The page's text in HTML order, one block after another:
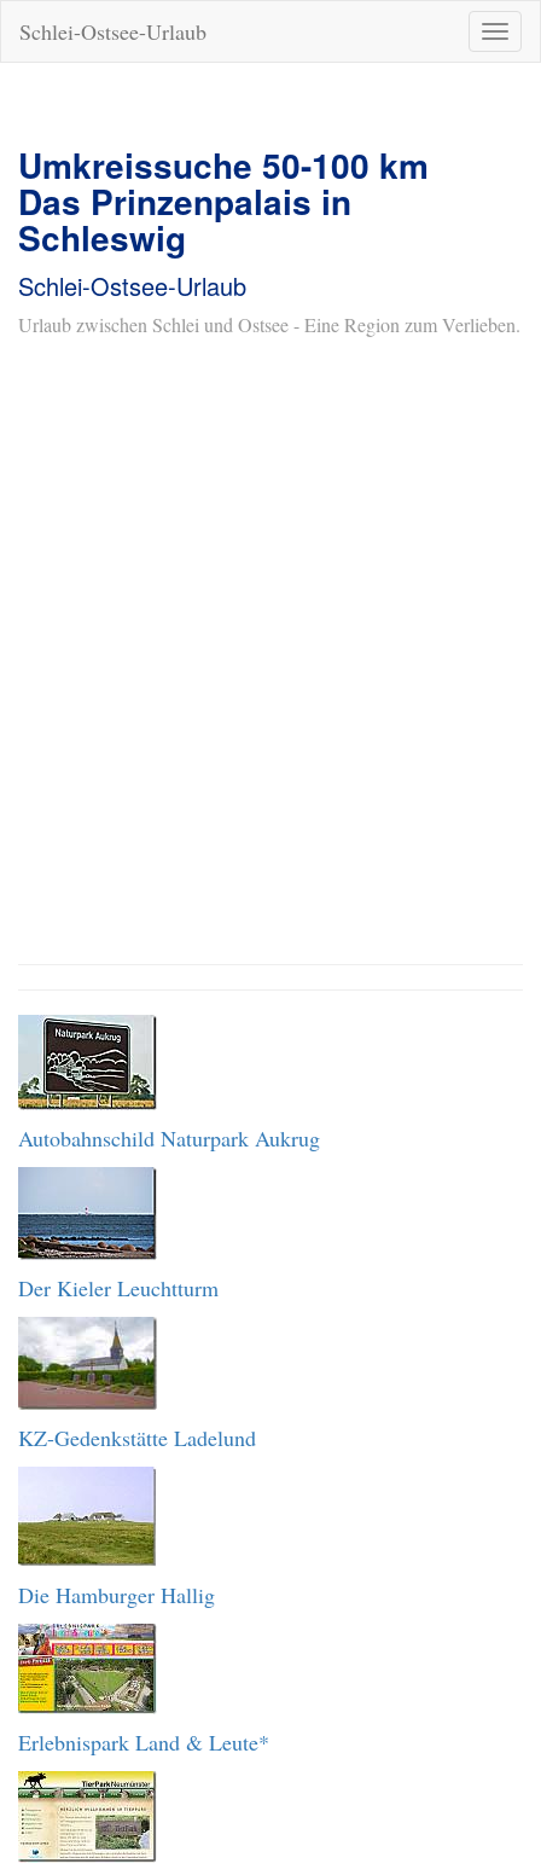
ein-/
Schlei-Ostsee-Urlaub
Umkreissuche 50-100 km
Das Prinzenpalais in
Schleswig
Schlei-Ostsee-Urlaub
Urlaub zwischen Schlei und Ostsee - Eine Region zum Verlieben.
Autobahnschild Naturpark Aukrug
Der Kieler Leuchtturm
KZ-Gedenkstätte Ladelund
Die Hamburger Hallig
Erlebnispark Land & Leute*